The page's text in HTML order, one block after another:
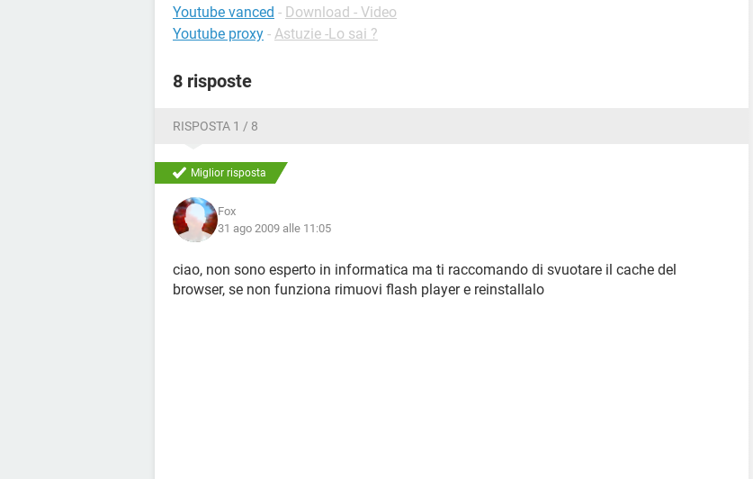
Youtube vanced - Download - Video
Youtube proxy - Astuzie -Lo sai ?
8 risposte
RISPOSTA 1 / 8
Miglior risposta
Fox
31 ago 2009 alle 11:05
ciao, non sono esperto in informatica ma ti raccomando di svuotare il cache del
browser, se non funziona rimuovi flash player e reinstallalo